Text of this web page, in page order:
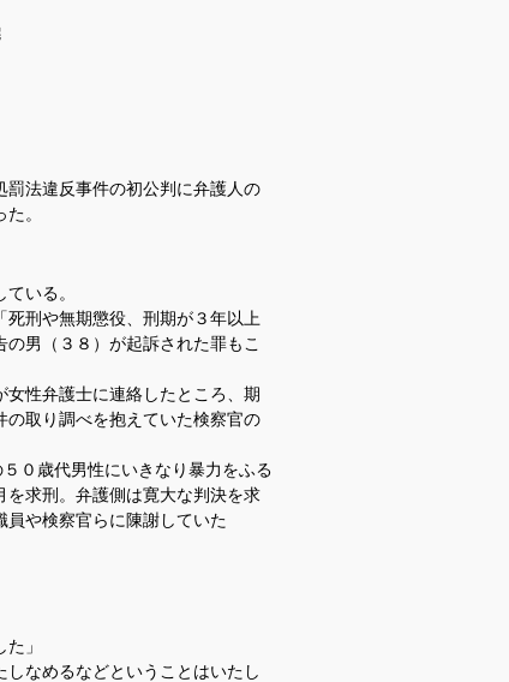
法違反事件の初公判に弁護人の
。
ている。
刑や無期懲役、刑期が３年以上
男（３８）が起訴された罪もこ
性弁護士に連絡したところ、期
の取り調べを抱えていた検察官の
０歳代男性にいきなり暴力をふる
を求刑。弁護側は寛大な判決を求
や検察官らに陳謝していた
」
なめるなどということはいたし